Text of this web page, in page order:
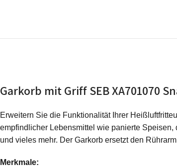
Garkorb mit Griff SEB XA701070
Erweitern Sie die Funktionalität Ihrer
empfindlicher Lebensmittel wie panierte
und vieles mehr. Der Garkorb ersetzt den
Merkmale: